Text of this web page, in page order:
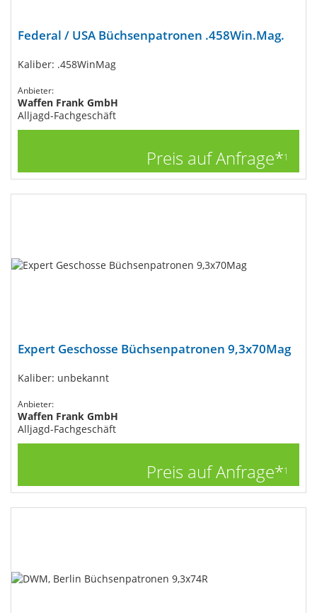
Federal / USA Büchsenpatronen .458Win.Mag.
Kaliber: .458WinMag
Anbieter:
Waffen Frank GmbH
Alljagd-Fachgeschäft
Preis auf Anfrage*1
Expert Geschosse Büchsenpatronen 9,3x70Mag
Kaliber: unbekannt
Anbieter:
Waffen Frank GmbH
Alljagd-Fachgeschäft
Preis auf Anfrage*1